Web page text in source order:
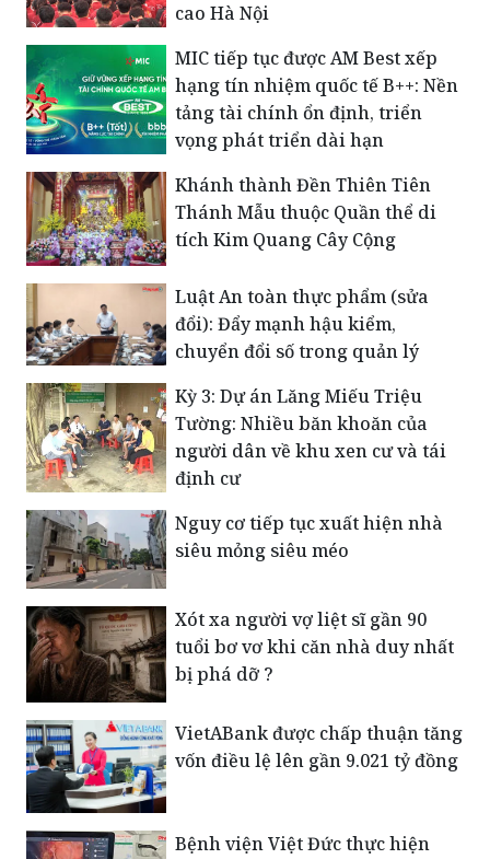
cao Hà Nội
MIC tiếp tục được AM Best xếp
hạng tín nhiệm quốc tế B++: Nền
tảng tài chính ổn định, triển
vọng phát triển dài hạn
Khánh thành Đền Thiên Tiên
Thánh Mẫu thuộc Quần thể di
tích Kim Quang Cây Cộng
Luật An toàn thực phẩm (sửa
đổi): Đẩy mạnh hậu kiểm,
chuyển đổi số trong quản lý
Kỳ 3: Dự án Lăng Miếu Triệu
Tường: Nhiều băn khoăn của
người dân về khu xen cư và tái
định cư
Nguy cơ tiếp tục xuất hiện nhà
siêu mỏng siêu méo
Xót xa người vợ liệt sĩ gần 90
tuổi bơ vơ khi căn nhà duy nhất
bị phá dỡ ?
VietABank được chấp thuận tăng
vốn điều lệ lên gần 9.021 tỷ đồng
Bệnh viện Việt Đức thực hiện